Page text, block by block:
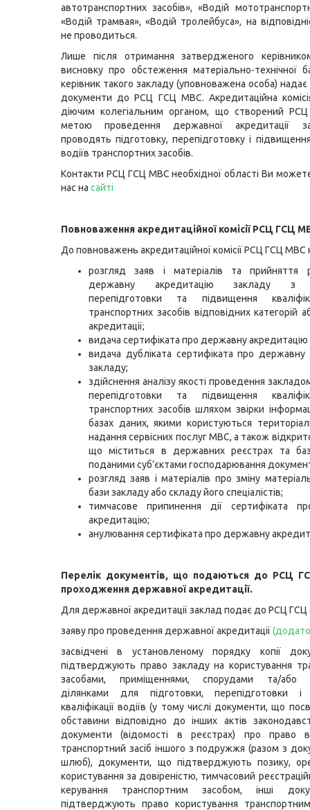
автотранспортних засобів», «Водій
«Водій трамвая», «Водій тролейбуса», на
не проводиться.
Лише після отримання затвердженого
висновку про обстеження матеріально-технічної
керівник такого закладу (уповноважена особа) надає
документи до РСЦ ГСЦ МВС. Акредитаційна
діючим колегіальним органом, що створений
метою проведення державної акредитації
проводять підготовку, перепідготовку і підвищення
водіїв транспортних засобів.
Контакти РСЦ ГСЦ МВС необхідної області Ви
нас на сайті
Повноваження акредитаційної комісії РСЦ ГСЦ
До повноважень акредитаційної комісії РСЦ ГСЦ
розгляд заяв і матеріалів та прийняття
державну акредитацію закладу з
перепідготовки та підвищення
транспортних засобів відповідних категорій
акредитації;
видача сертифіката про державну акредитацію
видача дубліката сертифіката про державну
закладу;
здійснення аналізу якості проведення
перепідготовки та підвищення
транспортних засобів шляхом звірки
базах даних, якими користуються
надання сервісних послуг МВС, а також
що міститься в державних реєстрах та
поданими суб’єктами господарювання
розгляд заяв і матеріалів про зміну
бази закладу або складу його спеціалістів;
тимчасове припинення дії сертифіката
акредитацію;
анулювання сертифіката про державну
Перелік документів, що подаються до РСЦ
проходження державної акредитації.
Для державної акредитації заклад подає до РСЦ
заяву про проведення державної акредитації(
засвідчені в установленому порядку копії
підтверджують право закладу на користування
засобами, приміщеннями, спорудами та/або
ділянками для підготовки, перепідготовки і
кваліфікації водіїв (у тому числі документи, що
обставини відповідно до інших актів
документи (відомості в реєстрах) про право
транспортний засіб іншого з подружжя (разом з
шлюб), документи, що підтверджують позику,
користування за довіреністю, тимчасовий
керування транспортним засобом, інші
підтверджують право користування